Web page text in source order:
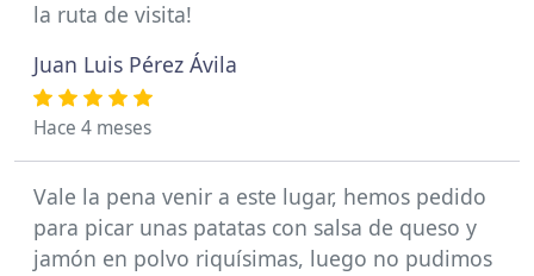
la ruta de visita!
Juan Luis Pérez Ávila
Hace 4 meses
Vale la pena venir a este lugar, hemos pedido
para picar unas patatas con salsa de queso y
jamón en polvo riquísimas, luego no pudimos